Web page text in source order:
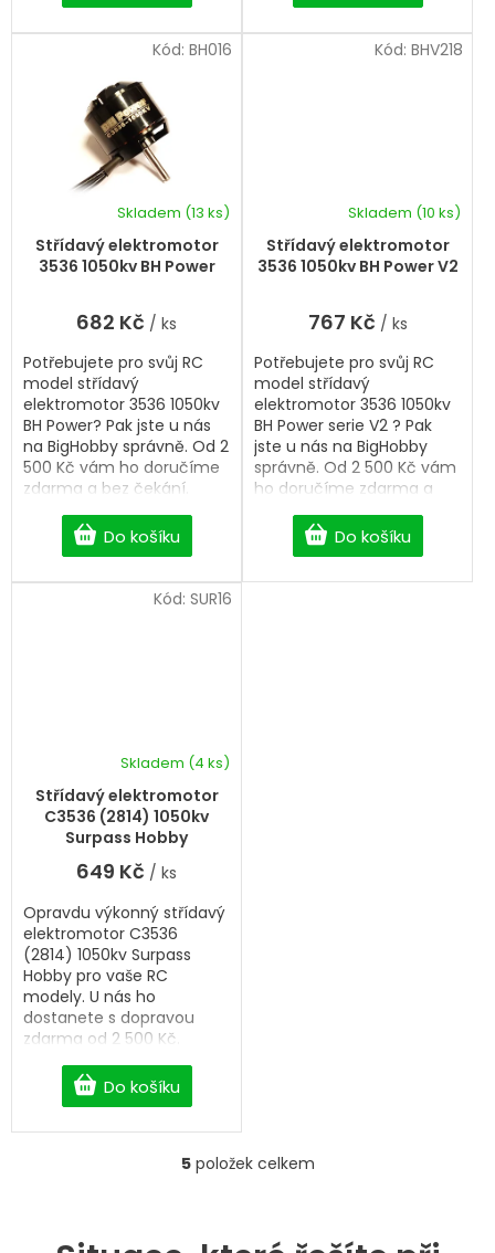
Střídavý elektromotor
3536 1050kv BH Power
Skladem (13 ks)
682 Kč / ks
Do košíku
Potřebujete pro svůj RC
model střídavý
elektromotor 3536 1050kv
BH Power? Pak jste u nás
na BigHobby správně. Od 2
500 Kč vám ho doručíme
zdarma a bez čekání.
Kód: BH016
Střídavý elektromotor
3536 1050kv BH Power V2
Skladem (10 ks)
767 Kč / ks
Do košíku
Potřebujete pro svůj RC
model střídavý
elektromotor 3536 1050kv
BH Power serie V2 ? Pak
jste u nás na BigHobby
správně. Od 2 500 Kč vám
ho doručíme zdarma a
bez čekání.
Kód: BHV218
Střídavý elektromotor
C3536 (2814) 1050kv
Surpass Hobby
Skladem (4 ks)
649 Kč / ks
Do košíku
Opravdu výkonný střídavý
elektromotor C3536
(2814) 1050kv Surpass
Hobby pro vaše RC
modely. U nás ho
dostanete s dopravou
zdarma od 2 500 Kč.
Kód: SUR16
O
5položek celkem